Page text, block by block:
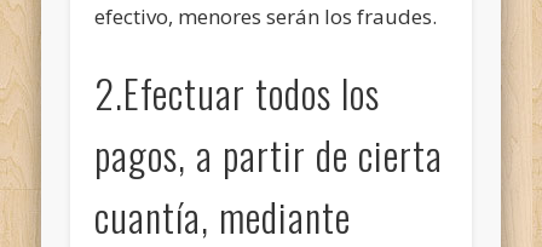
efectivo, menores serán los fraudes.
2.Efectuar todos los
pagos, a partir de cierta
cuantía, mediante